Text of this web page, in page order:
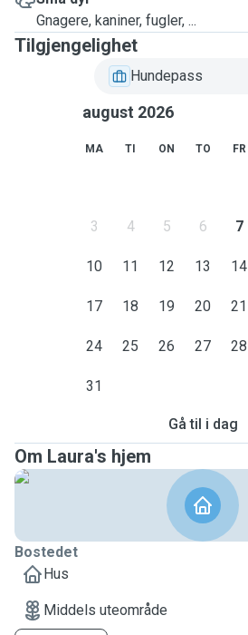
Gnagere, kaniner, fugler, ...
Tilgjengelighet
Hundepass
august 2026
MA TI ON TO FR
3 4 5 6 7
10 11 12 13 14
17 18 19 20 21
24 25 26 27 28
31
Gå til i dag
Om Laura's hjem
Bostedet
Hus
Middels uteområde